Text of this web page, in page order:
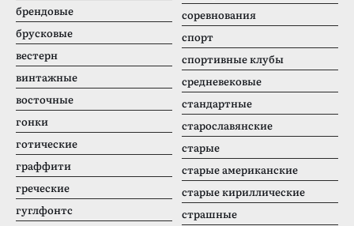
брендовые
брусковые
вестерн
винтажные
восточные
гонки
готические
граффити
греческие
гуглфонтс
соревнования
спорт
спортивные клубы
средневековые
стандартные
старославянские
старые
старые американские
старые кириллические
страшные